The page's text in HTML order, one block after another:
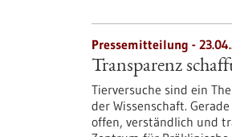
Pressemitteilung -
Transparenz
Tierversuche sind ein
der Wissenschaft.
offen, verständlich und